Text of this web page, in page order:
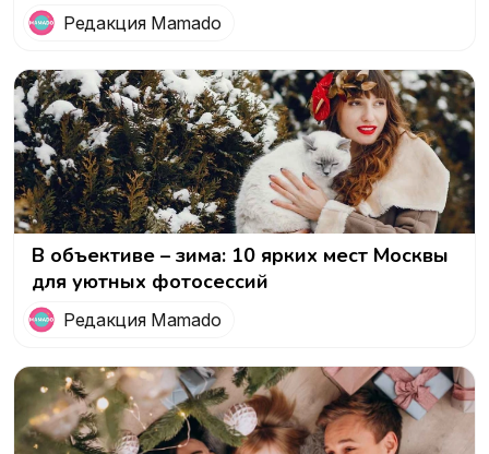
Редакция Mamado
В объективе – зима: 10 ярких мест Москвы
для уютных фотосессий
Редакция Mamado